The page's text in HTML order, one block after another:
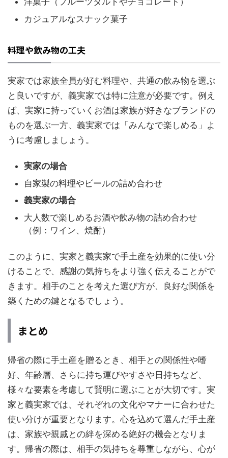
カジュアルなスナック菓子
料理や飲み物の工夫
実家では家族全員が好む料理や、共通の飲み物を選ぶ
と良いですが、義実家では特に注意が必要です。例え
ば、実家に持っていくお酒は家族が好きなブランドの
ものを選ぶ一方、義実家では「みんなで楽しめる」よ
うに考慮しましょう。
実家の場合
自家製の料理やビールの詰め合わせ
義実家の場合
大人数で楽しめるお酒や飲み物の詰め合わせ
（例：ワイン、焼酎）
このように、実家と義実家で手土産を効果的に使い分
けることで、感謝の気持ちをより強く伝えることがで
きます。相手のことを考えた選び方が、良好な関係を
築くための鍵となるでしょう。
まとめ
帰省の際に手土産を贈るとき、相手との関係性や嗜
好、年齢層、さらに持ち運びやすさや日持ちなど、
様々な要素を考慮して賢明に選ぶことが大切です。実
家と義実家では、それぞれの文化やマナーに合わせた
使い分けが重要となります。心を込めて選んだ手土産
は、家族や親戚との絆を深める絶好の機会となりま
す。帰省の際は、相手の気持ちを尊重しながら、心が